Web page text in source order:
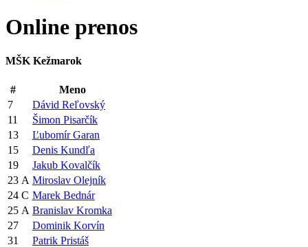
Online prenos
MŠK Kežmarok
#
Meno
7
Dávid Reľovský
11
Šimon Pisarčík
13
Ľubomír Garan
15
Denis Kundľa
19
Jakub Kovalčík
23 A Miroslav Olejník
24 C Marek Bednár
25 A Branislav Kromka
27
Dominik Korvín
31
Patrik Pristáš